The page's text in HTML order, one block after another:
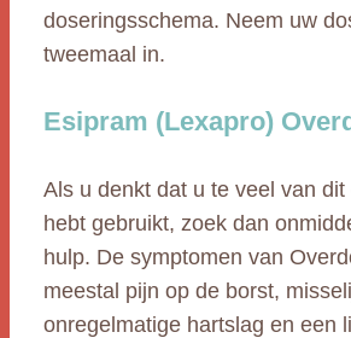
doseringsschema. Neem uw
tweemaal in.
Esipram (Lexapro)
Als u denkt dat u te veel van dit
hebt gebruikt, zoek dan
hulp. De symptomen van
meestal pijn op de borst,
onregelmatige hartslag en een